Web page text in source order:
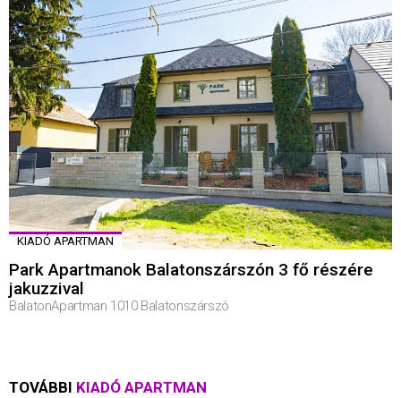
KIADÓ APARTMAN
Park Apartmanok Balatonszárszón 3 fő részére
jakuzzival
BalatonApartman 1010 Balatonszárszó
TOVÁBBI KIADÓ APARTMAN